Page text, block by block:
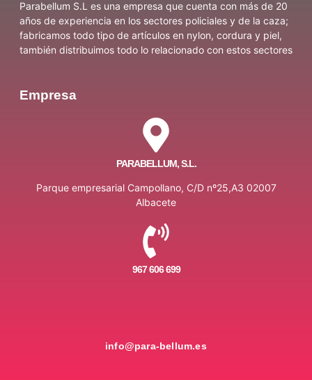
Parabellum S.L es una empresa que cuenta con más de 20
años de experiencia en los sectores policiales y de la caza;
fabricamos todo tipo de artículos en nylon, cordura y piel,
también distribuimos todo lo relacionado con estos sectores
Empresa
PARABELLUM, S.L.
Parque empresarial Campollano, C/D nº25,A3 02007
Albacete
967 606 699
info@para-bellum.es